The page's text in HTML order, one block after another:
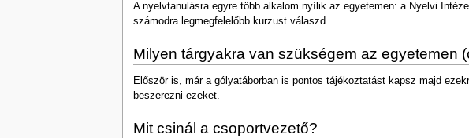
A nyelvtanulásra egyre több alkalom nyílik az egyetemen: a Nyelvi
számodra legmegfelelőbb kurzust válaszd.
Milyen tárgyakra van szükségem az egyetemen
Először is, már a gólyatáborban is pontos tájékoztatást kapsz majd
beszerezni ezeket.
Mit csinál a csoportvezető?